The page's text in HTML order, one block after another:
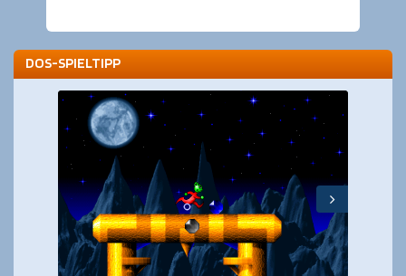
DOS-SPIELTIPP